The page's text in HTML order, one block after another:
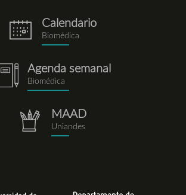
eventos.png
Calendario
Biomédica
notebook.png
Agenda semanal
Biomédica
repositorio.png
MAAD
Uniandes